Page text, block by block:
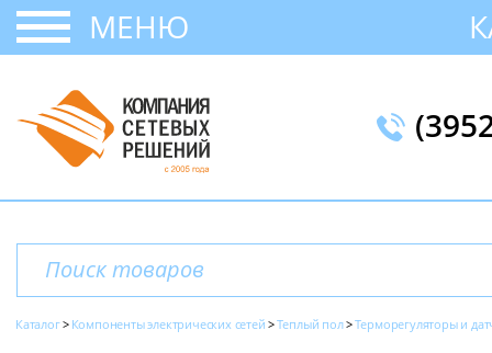
МЕНЮ
Каталог Компоненты электрических сетей Теплый пол Терморегуляторы и